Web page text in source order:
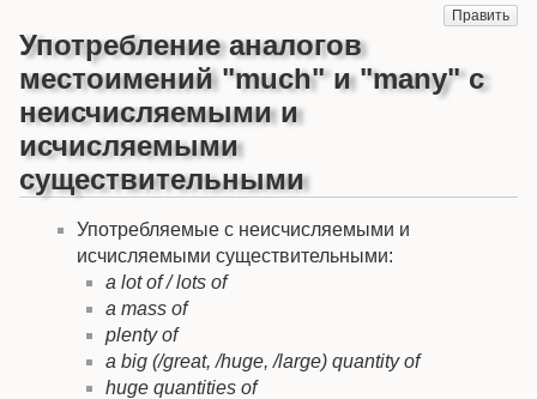
Править
Употребление аналогов
местоимений "much" и "many" с
неисчисляемыми и
исчисляемыми
существительными
Употребляемые с неисчисляемыми и
исчисляемыми существительными:
a lot of / lots of
a mass of
plenty of
a big (/great, /huge, /large) quantity of
huge quantities of